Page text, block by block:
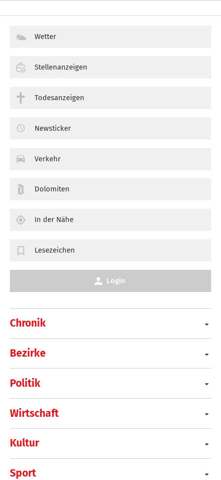
Chronik
Bezirke
Politik
Wirtschaft
Kultur
Sport
Wetter
Stellenanzeigen
Todesanzeigen
Newsticker
Verkehr
Dolomiten
In der Nähe
Lesezeichen
Login